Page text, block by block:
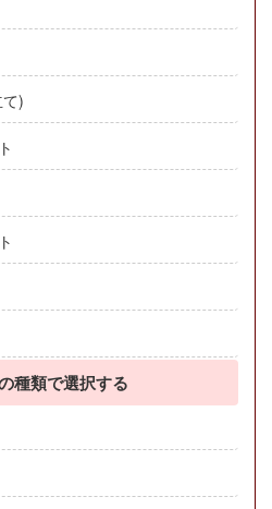
)
種類で選択する